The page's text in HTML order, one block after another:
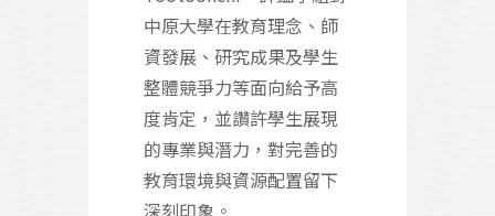
中原大學在教育理念、師
資發展、研究成果及學生
整體競爭力等面向給予高
度肯定，並讚許學生展現
的專業與潛力，對完善的
教育環境與資源配置留下
深刻印象。